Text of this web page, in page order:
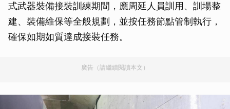
式武器裝備接裝訓練期間，應周延人員訓用、訓場整
建、裝備維保等全般規劃，並按任務節點管制執行，
確保如期如質達成接裝任務。
廣告（請繼續閱讀本文）